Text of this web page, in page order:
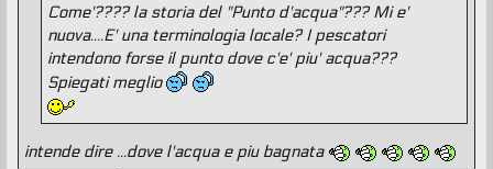
Come'???? la storia del "Punto d'acqua"??? Mi e'
nuova....E' una terminologia locale? I pescatori
intendono forse il punto dove c'e' piu' acqua???
Spiegati meglio
intende dire ...dove l'acqua e piu bagnata